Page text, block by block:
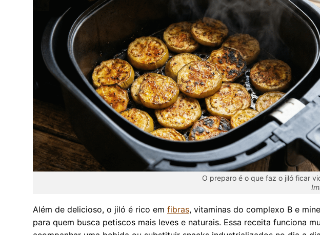
O preparo é o que faz o jiló ficar
Além de delicioso, o jiló é rico em fibras, vitaminas do complexo B e
para quem busca petiscos mais leves e naturais. Essa receita funciona